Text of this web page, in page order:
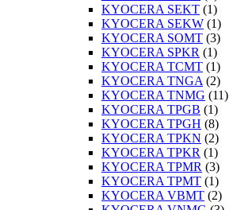
KYOCERA SEKT (1)
KYOCERA SEKW (1)
KYOCERA SOMT (3)
KYOCERA SPKR (1)
KYOCERA TCMT (1)
KYOCERA TNGA (2)
KYOCERA TNMG (11)
KYOCERA TPGB (1)
KYOCERA TPGH (8)
KYOCERA TPKN (2)
KYOCERA TPKR (1)
KYOCERA TPMR (3)
KYOCERA TPMT (1)
KYOCERA VBMT (2)